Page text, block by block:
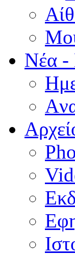
Νέα -